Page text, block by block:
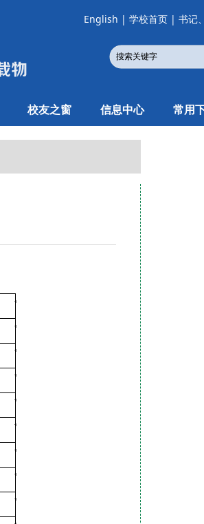
English | 学校首页 | 书记
校友之窗 信息中心 常用